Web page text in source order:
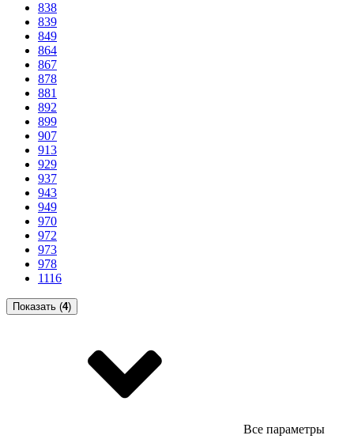
838
839
849
864
867
878
881
892
899
907
913
929
937
943
949
970
972
973
978
1116
Показать (4)
Все параметры